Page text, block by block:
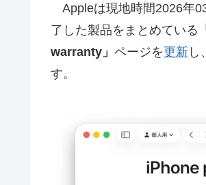
Appleは現地時間2026年
了した製品をまとめている
warranty」 ページを更新 し
す。